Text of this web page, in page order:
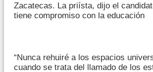
Zacatecas. La priísta, dijo el
tiene compromiso con la educación
“Nunca rehuiré a los espacios
cuando se trata del llamado de los